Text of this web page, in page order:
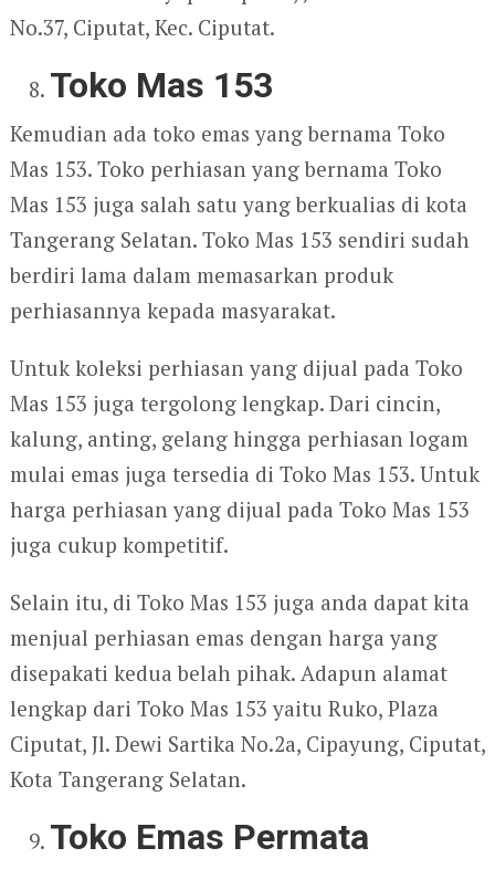
No.37, Ciputat, Kec. Ciputat.
Toko Mas 153
Kemudian ada toko emas yang bernama Toko
Mas 153. Toko perhiasan yang bernama Toko
Mas 153 juga salah satu yang berkualias di kota
Tangerang Selatan. Toko Mas 153 sendiri sudah
berdiri lama dalam memasarkan produk
perhiasannya kepada masyarakat.
Untuk koleksi perhiasan yang dijual pada Toko
Mas 153 juga tergolong lengkap. Dari cincin,
kalung, anting, gelang hingga perhiasan logam
mulai emas juga tersedia di Toko Mas 153. Untuk
harga perhiasan yang dijual pada Toko Mas 153
juga cukup kompetitif.
Selain itu, di Toko Mas 153 juga anda dapat kita
menjual perhiasan emas dengan harga yang
disepakati kedua belah pihak. Adapun alamat
lengkap dari Toko Mas 153 yaitu Ruko, Plaza
Ciputat, Jl. Dewi Sartika No.2a, Cipayung, Ciputat,
Kota Tangerang Selatan.
Toko Emas Permata